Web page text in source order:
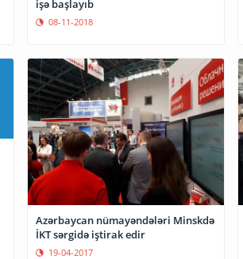
işə başlayıb
08-11-2018
Azərbaycan nümayəndələri Minskdə
İKT sərgidə iştirak edir
19-04-2017